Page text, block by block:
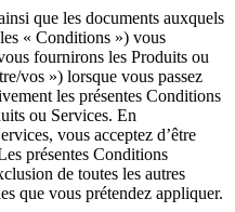
que les documents auxquels
« Conditions ») vous
fournirons les Produits ou
vos ») lorsque vous passez
les présentes Conditions
ou Services. En
vous acceptez d’être
présentes Conditions
de toutes les autres
que vous prétendez appliquer.